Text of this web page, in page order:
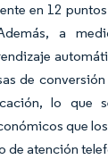
en 12
a
de
lo que
que
de atención